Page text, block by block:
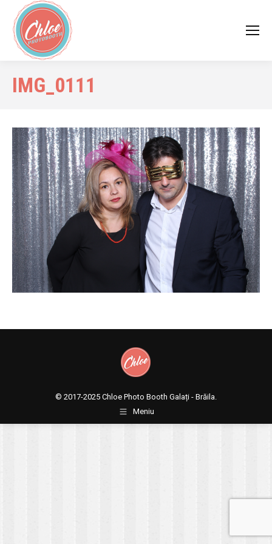
IMG_0111
© 2017-2025 Chloe Photo Booth Galați - Brăila.
Meniu